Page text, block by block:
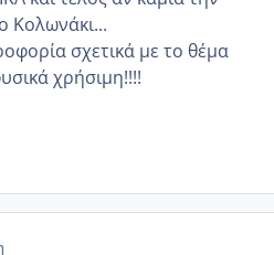
Κολωνάκι...
σχετικά με το θέμα
χρήσιμη!!!!